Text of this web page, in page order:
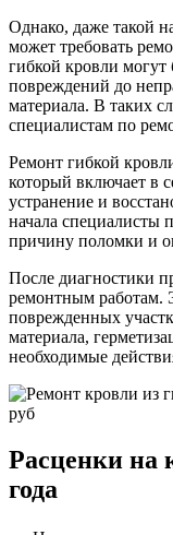
Однако, даже такой
может требовать
гибкой кровли
повреждений до
материала. В таких
специалистам по
Ремонт гибкой
который включает в
устранение и
начала специалисты
причину поломки и
После диагностики
ремонтным работам.
поврежденных
материала,
необходимые
Расценки на
года